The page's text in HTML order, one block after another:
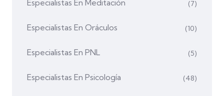
Especialistas En Meditación (7)
Especialistas En Oráculos (10)
Especialistas En PNL (5)
Especialistas En Psicología (48)